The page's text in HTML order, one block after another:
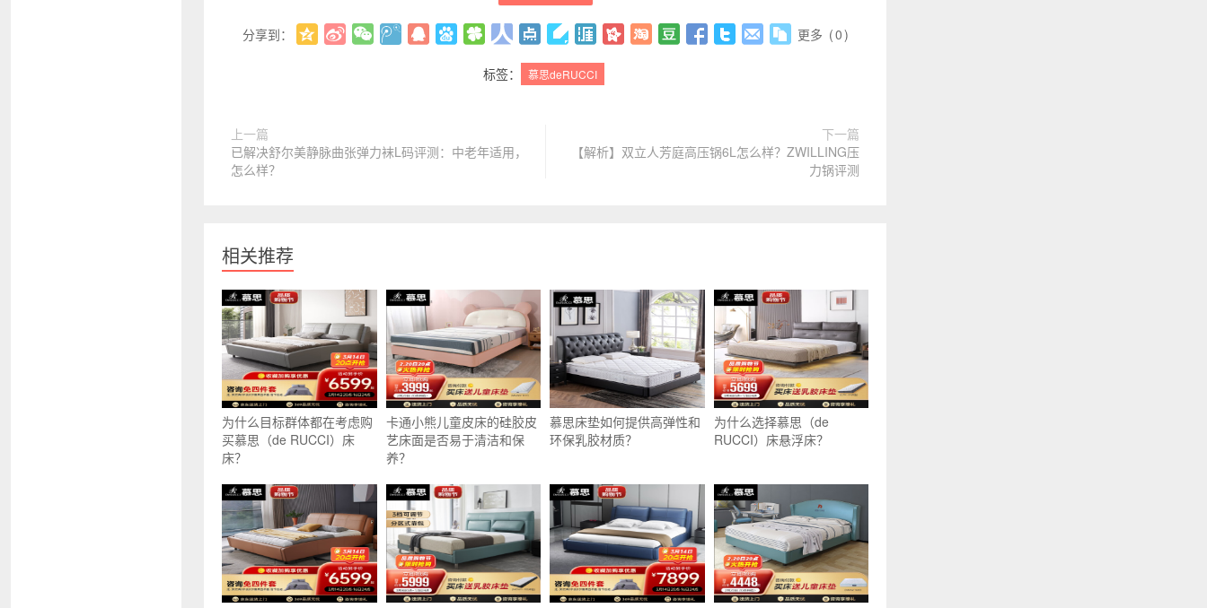
分享到： 更多 (0)
标签： 慕思deRUCCI
上一篇
已解决舒尔美静脉曲张弹力袜L码评测：中老年适用，
怎么样？
下一篇
【解析】双立人芳庭高压锅6L怎么样？ZWILLING压
力锅评测
相关推荐
为什么目标群体都在考虑购
买慕思（de RUCCI）床
床？
卡通小熊儿童皮床的硅胶皮
艺床面是否易于清洁和保
养？
慕思床垫如何提供高弹性和
环保乳胶材质？
为什么选择慕思（de
RUCCI）床悬浮床？